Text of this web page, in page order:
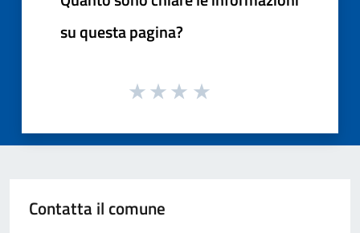
su questa pagina?
Contatta il comune